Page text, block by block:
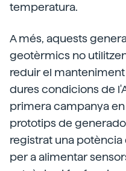
temperatura.
A més, aquests
geotèrmics no
reduir el
dures condicions de
primera campanya en
prototips de
registrat una
per a alimentar